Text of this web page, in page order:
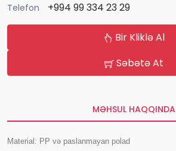
Telefon
+994 99 334 23 29
Bir Kliklə Al
Səbətə At
MƏHSUL HAQQINDA
Material: PP və paslanmayan polad